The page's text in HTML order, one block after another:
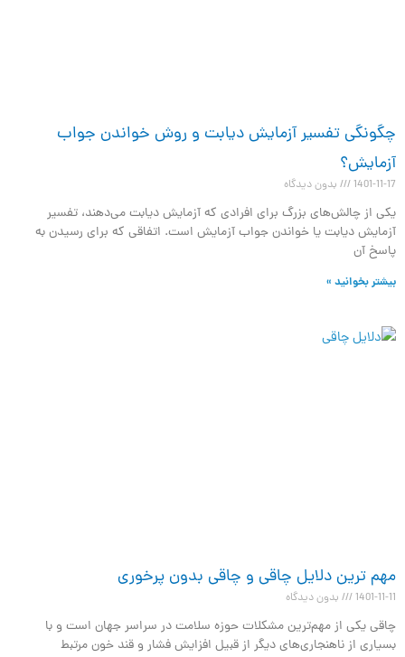
چگونگی تفسیر آزمایش دیابت و روش خواندن جواب
آزمایش؟
1401-11-17 بدون دیدگاه
یکی از چالش‌های بزرگ برای افرادی که آزمایش دیابت می‌دهند، تفسیر
آزمایش دیابت یا خواندن جواب آزمایش است. اتفاقی که برای رسیدن به
پاسخ آن
بیشتر بخوانید »
مهم ترین دلایل چاقی و چاقی بدون پرخوری
1401-11-11 بدون دیدگاه
چاقی یکی از مهم‌ترین مشکلات حوزه سلامت در سراسر جهان است و با
بسیاری از ناهنجاری‌های دیگر از قبیل افزایش فشار و قند خون مرتبط